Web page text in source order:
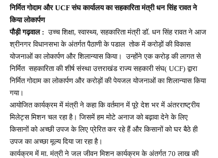
निर्मित गोदाम और UCF संघ कार्यालय का सहकारिता मंत्री धन सिंह रावत ने
किया लोकार्पण
पौड़ी गढ़वाल : उच्च शिक्षा, स्वास्थ्य, सहकारिता मंत्री डॉ. धन सिंह रावत ने आज
श्रीनगर विधानसभा के अंतर्गत पैठाणी के पडाल तोक में करोड़ों की विकास
योजनाओं का लोकार्पण और शिलान्यास किया। उन्होंने एक करोड़ की लागत से
निर्मित सहकारिता की शीर्ष संस्था उत्तराखंड राज्य सहकारी संघ( UCF) द्वारा
निर्मित गोदाम का लोकार्पण और करोड़ों की पेयजल योजनाओं का शिलान्यास किया
गया।
आयोजित कार्यक्रम में मंत्री ने कहा कि वर्तमान में पूरे देश भर में अंतरराष्ट्रीय
मिलेट्स मिशन चल रहा है। जिसमें हम मोटे अनाज को बढ़ावा देने के लिए
किसानों को अच्छी उपज के लिए प्रेरित कर रहे हैं और किसानों को घर बैठे ही
उपज का अच्छा मूल्य दिया जा रहा है।
कार्यक्रम में मा. मंत्री ने जल जीवन मिशन कार्यक्रम के अंतर्गत 70 लाख की